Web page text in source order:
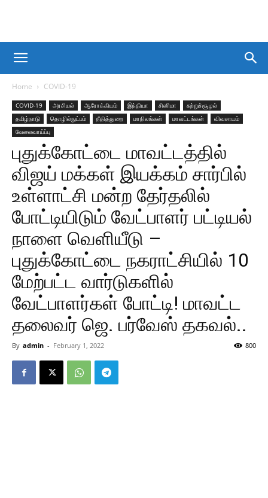
Home COVID-19
COVID-19 அரசியல் ஆரோக்கியம் இந்தியா சினிமா
சுற்றுச்சூழல்
தமிழ்நாடு
தொழில்நுட்பம் நீதித்துறை மாநிலங்கள் மாவட்டங்கள்
விவசாயம்
வேலைவாய்ப்பு
புதுக்கோட்டை மாவட்டத்தில்
விஜய் மக்கள் இயக்கம் சார்பில்
உள்ளாட்சி மன்ற தேர்தலில்
போட்டியிடும் வேட்பாளர் பட்டியல்
நாளை வெளியீடு –
புதுக்கோட்டை நகராட்சியில் 10
மேற்பட்ட வார்டுகளில்
வேட்பாளர்கள் போட்டி! மாவட்ட
தலைவர் ஜெ. பர்வேஸ் தகவல்..
By admin - February 1, 2022 800